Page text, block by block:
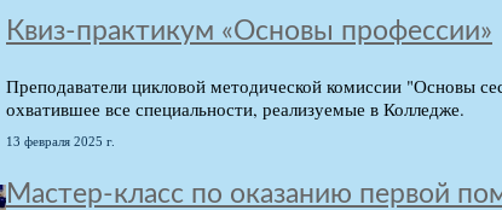
Квиз-практикум «Основы профессии»
Преподаватели цикловой методической комиссии "Основы
охватившее все специальности, реализуемые в Колледже.
13 февраля 2025 г.
Мастер-класс по оказанию первой